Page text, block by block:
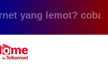
yang lemot? coba